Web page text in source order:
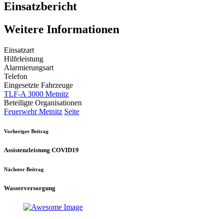
Einsatzbericht
Weitere Informationen
Einsatzart
Hilfeleistung
Alarmierungsart
Telefon
Eingesetzte Fahrzeuge
TLF-A 3000 Metnitz
Beteiligte Organisationen
Feuerwehr Metnitz Seite
Vorheriger Beitrag
Assistenzleistung COVID19
Nächster Beitrag
Wasserversorgung